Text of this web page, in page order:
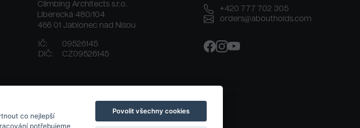
Climbing Architects s.r.o.
Liberecká 480/104
466 01 Jablonec nad Nisou
IČ:
09526145
DIČ:
CZ09526145
+420 777 702 305
orders@aboutholds.com
co nejlepší
potřebujeme
Povolit všechny cookies